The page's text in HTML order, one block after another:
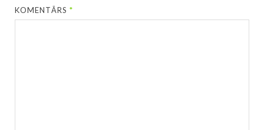
KOMENTĀRS*